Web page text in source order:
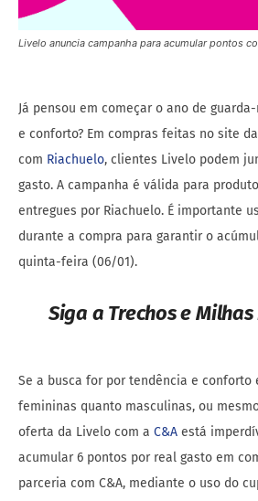
Livelo anuncia campanha para acumular pontos
Já pensou em começar o ano de
e conforto? Em compras feitas no site
com Riachuelo, clientes Livelo podem
gasto. A campanha é válida para
entregues por Riachuelo. É importante
durante a compra para garantir o
quinta-feira (06/01).
Siga a Trechos e
Se a busca for por tendência e conforto
femininas quanto masculinas, ou
oferta da Livelo com a C&A está
acumular 6 pontos por real gasto em
parceria com C&A, mediante o uso do